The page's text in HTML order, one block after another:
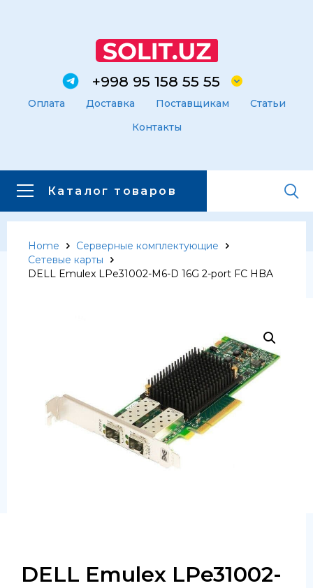
+998 95 158 55 55
Оплата Доставка Поставщикам
Статьи
Контакты
Каталог товаров
Главная Каталог товаров
Каталог товаров
Серверные комплектующие
Оперативная память
Коммутаторы
Home
Серверные комплектующие
Сетевые карты
DELL Emulex LPe31002-M6-D 16G 2-port FC HBA
DELL Emulex LPe31002-